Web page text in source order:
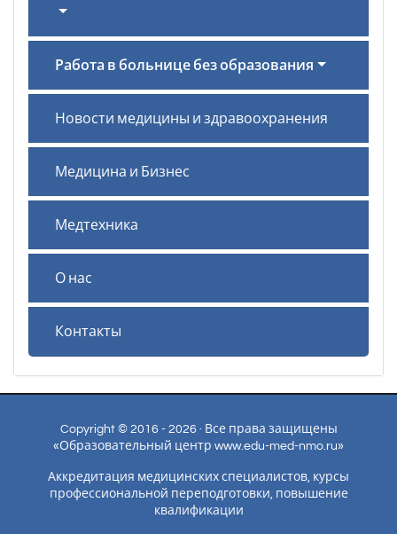
Работа в больнице без образования
Новости медицины и здравоохранения
Медицина и Бизнес
Медтехника
О нас
Контакты
Copyright © 2016 - 2026 · Все права защищены
«Образовательный центр www.edu-med-nmo.ru»
Аккредитация медицинских специалистов, курсы
профессиональной переподготовки, повышение
квалификации